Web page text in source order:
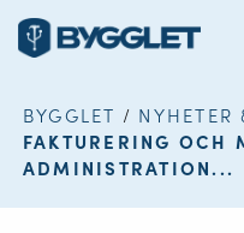
Sök
webbplatsen
BYGGLET / NYHETER
FAKTURERING OCH
ADMINISTRATION...